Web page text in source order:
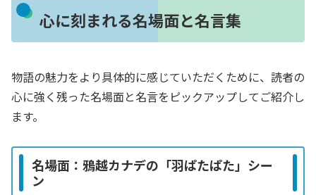
心に刻まれる名場面と名言集
物語の魅力をより具体的に感じていただくために、読者の
心に強く残った名場面と名言をピックアップしてご紹介し
ます。
名場面：鴉越カナデの「羽ぱたぱた」シー
ン